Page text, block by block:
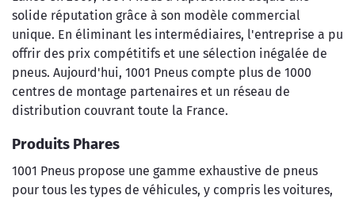
solide réputation grâce à son modèle commercial
unique. En éliminant les intermédiaires, l'entreprise a pu
offrir des prix compétitifs et une sélection inégalée de
pneus. Aujourd'hui, 1001 Pneus compte plus de 1000
centres de montage partenaires et un réseau de
distribution couvrant toute la France.
Produits Phares
1001 Pneus propose une gamme exhaustive de pneus
pour tous les types de véhicules, y compris les voitures,